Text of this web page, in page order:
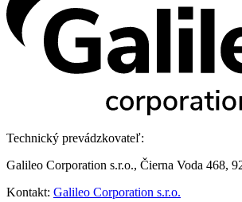
Technický prevádzkovateľ:
Galileo Corporation s.r.o., Čierna Voda 468,
Kontakt: Galileo Corporation s.r.o.